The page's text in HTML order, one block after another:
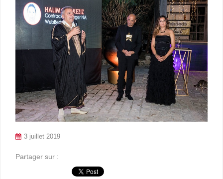
3 juillet 2019
Partager sur :